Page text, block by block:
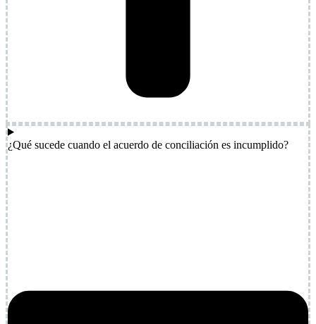
¿Qué sucede cuando el acuerdo de conciliación es incumplido?